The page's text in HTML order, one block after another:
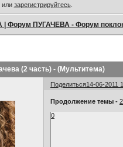
или зарегистрируйтесь.
| Форум ПУГАЧЕВА - Форум
(2 часть) - (Мультитема)
Поделиться14-06-2011
Продолжение темы -
0